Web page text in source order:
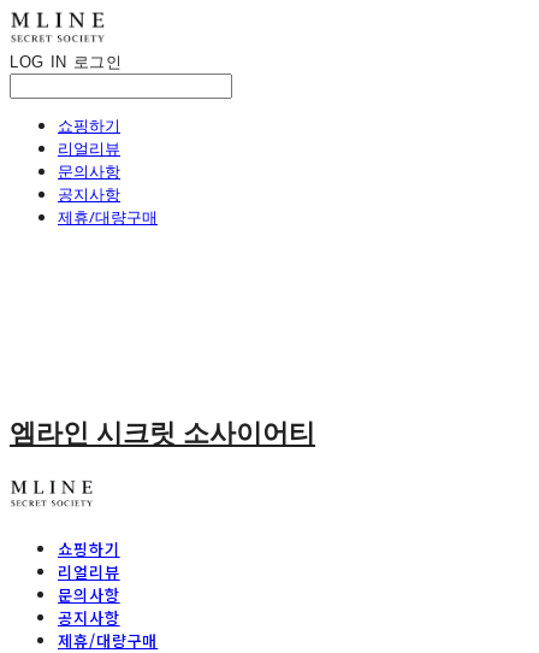
LOG IN 로그인
쇼핑하기
리얼리뷰
문의사항
공지사항
제휴/대량구매
엠라인 시크릿 소사이어티
쇼핑하기
리얼리뷰
문의사항
공지사항
제휴/대량구매